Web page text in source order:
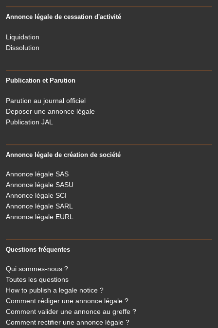
Annonce légale de cessation d'activité
Liquidation
Dissolution
Publication et Parution
Parution au journal officiel
Deposer une annonce légale
Publication JAL
Annonce légale de création de société
Annonce légale SAS
Annonce légale SASU
Annonce légale SCI
Annonce légale SARL
Annonce légale EURL
Questions fréquentes
Qui sommes-nous ?
Toutes les questions
How to publish a legale notice ?
Comment rédiger une annonce légale ?
Comment valider une annonce au greffe ?
Comment rectifier une annonce légale ?